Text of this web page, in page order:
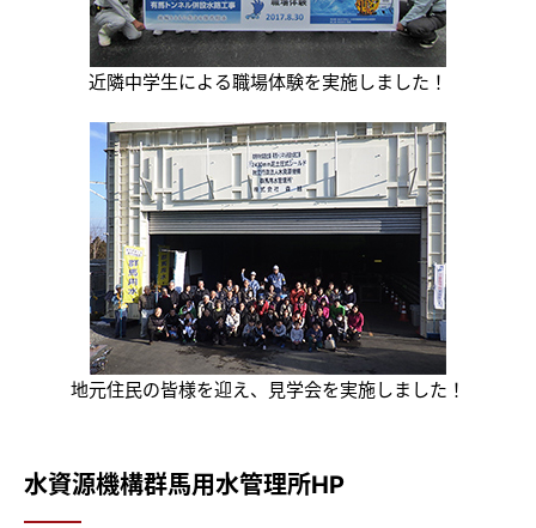
近隣中学生による職場体験を実施しました！
地元住民の皆様を迎え、見学会を実施しました！
水資源機構群馬用水管理所HP